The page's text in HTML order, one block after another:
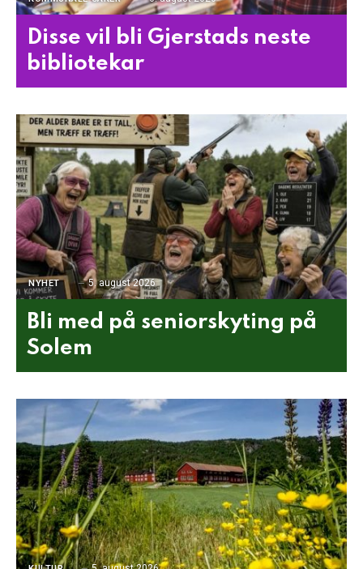
Disse vil bli Gjerstads neste
bibliotekar
NYHET 5. august 2026
Bli med på seniorskyting på
Solem